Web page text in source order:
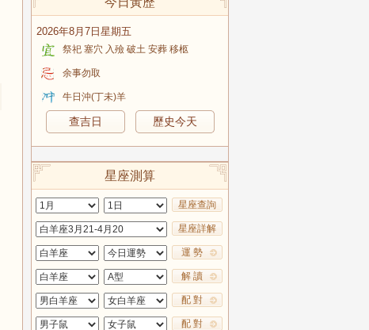
2026年8月7日星期五
祭祀 塞穴 入殮 破土 安葬 移柩
余事勿取
牛日沖(丁未)羊
查吉日 歷史今天
星座測算
星座查詢
星座詳解
運 勢
解 讀
配 對
配 對